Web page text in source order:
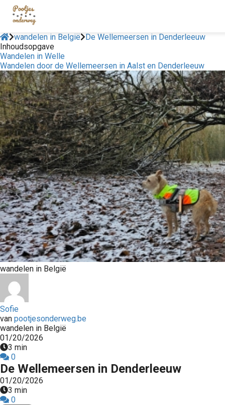
wandelen in België
De Wellemeersen in Denderleeuw
Inhoudsopgave
Wandelen in Welle
Wandelen door de Wellemeersen in Aalst en Denderleeuw
wandelen in België
Sofie
van pootjesonderweg.be
wandelen in België
01/20/2026
3 min
0
De Wellemeersen in Denderleeuw
01/20/2026
3 min
0